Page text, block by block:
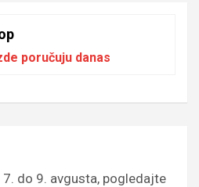
poručuju danas
7. do 9. avgusta, pogledajte